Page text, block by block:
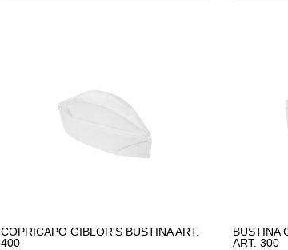
COPRICAPO GIBLOR'S BUSTINA ART.
400
BUSTINA
ART. 300